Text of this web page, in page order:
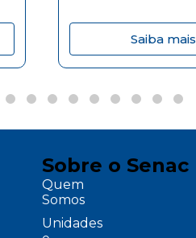
Saiba mais
Sobre o Senac
Quem
Somos
Unidades